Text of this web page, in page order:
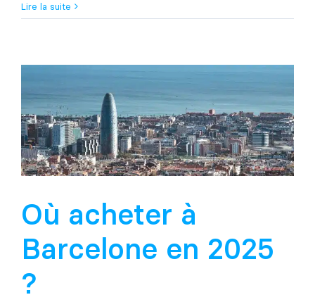
Lire la suite
Où acheter à
Barcelone en 2025
?